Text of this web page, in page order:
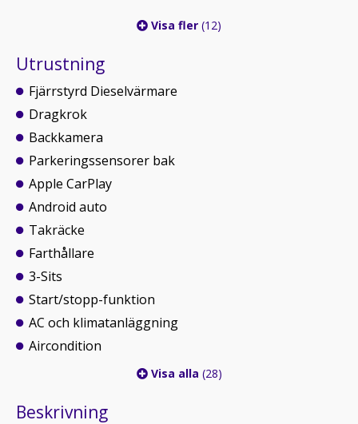
Visa fler (12)
Utrustning
Fjärrstyrd Dieselvärmare
Dragkrok
Backkamera
Parkeringssensorer bak
Apple CarPlay
Android auto
Takräcke
Farthållare
3-Sits
Start/stopp-funktion
AC och klimatanläggning
Aircondition
Visa alla (28)
Beskrivning